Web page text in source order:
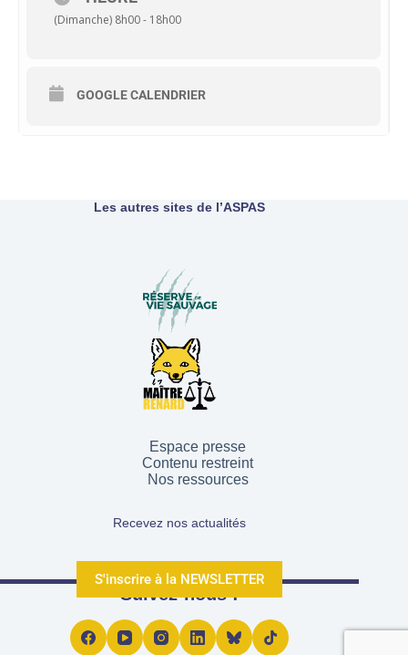
(Dimanche) 8h00 - 18h00
GOOGLE CALENDRIER
Les autres sites de l’ASPAS
Espace presse
Contenu restreint
Nos ressources
Recevez nos actualités
S'inscrire à la NEWSLETTER
Suivez-nous !